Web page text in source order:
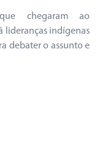
chegaram ao
lideranças indígenas
debater o assunto e